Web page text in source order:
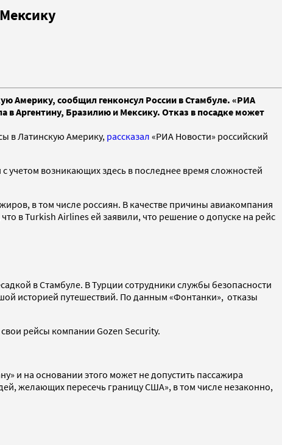
Америку, сообщил генконсул России в Стамбуле. «РИА
в Аргентину, Бразилию и Мексику. Отказ в посадке может
в Латинскую Америку, рассказал «РИА Новости» российский
учетом возникающих здесь в последнее время сложностей
в том числе россиян. В качестве причины авиакомпания
в Turkish Airlines ей заявили, что решение о допуске на рейс
в Стамбуле. В Турции сотрудники службы безопасности
историей путешествий. По данным «Фонтанки», отказы
рейсы компании Gozen Security.
и на основании этого может не допустить пассажира
желающих пересечь границу США», в том числе незаконно,